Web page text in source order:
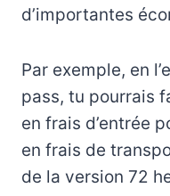
d’importantes
Par exemple, en
pass, tu pourrais
en frais d’entrée
en frais de
de la version 72